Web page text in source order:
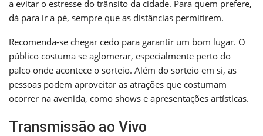
a evitar o estresse do trânsito da cidade. Para quem prefere,
dá para ir a pé, sempre que as distâncias permitirem.
Recomenda-se chegar cedo para garantir um bom lugar. O
público costuma se aglomerar, especialmente perto do
palco onde acontece o sorteio. Além do sorteio em si, as
pessoas podem aproveitar as atrações que costumam
ocorrer na avenida, como shows e apresentações artísticas.
Transmissão ao Vivo